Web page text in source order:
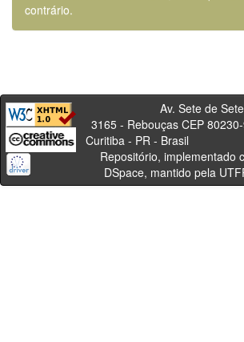
contrário.
Av. Sete de
3165 - Rebouças CEP
Curitiba - PR -
Repositório, implementado
DSpace, mantido pela